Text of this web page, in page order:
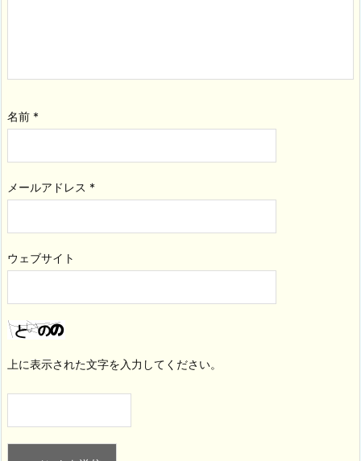
名前 *
メールアドレス *
ウェブサイト
上に表示された文字を入力してください。